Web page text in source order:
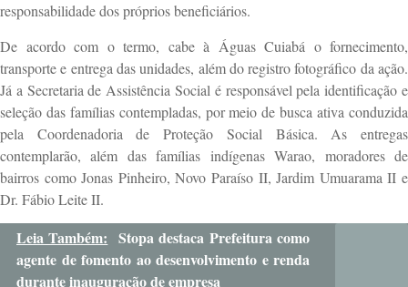
responsabilidade dos próprios beneficiários.
De acordo com o termo, cabe à Águas Cuiabá o fornecimento,
transporte e entrega das unidades, além do registro fotográfico da ação.
Já a Secretaria de Assistência Social é responsável pela identificação e
seleção das famílias contempladas, por meio de busca ativa conduzida
pela Coordenadoria de Proteção Social Básica. As entregas
contemplarão, além das famílias indígenas Warao, moradores de
bairros como Jonas Pinheiro, Novo Paraíso II, Jardim Umuarama II e
Dr. Fábio Leite II.
Leia Também: Stopa destaca Prefeitura como
agente de fomento ao desenvolvimento e renda
durante inauguração de empresa